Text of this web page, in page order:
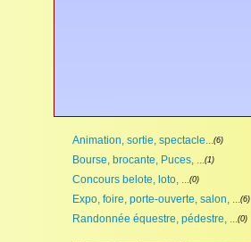
Animation, sortie, spectacle...(6)
Bourse, brocante, Puces, ...(1)
Concours belote, loto, ...(0)
Expo, foire, porte-ouverte, salon, ...(6)
Randonnée équestre, pédestre, ...(0)